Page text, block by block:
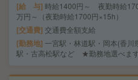
給 与 時給1400円～ 夜勤時給
万円～（夜勤時給1700円×15h）
交通費 交通費全額支給
勤務地 一宮駅・林道駅・岡本(香川
駅・古高松駅など ★勤務地選べま